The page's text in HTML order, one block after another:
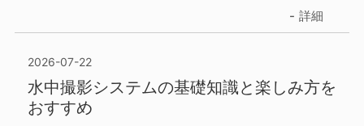
詳細
2026-07-22
水中撮影システムの基礎知識と楽しみ方を
おすすめ